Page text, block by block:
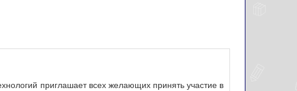
приглашает всех желающих принять участие в